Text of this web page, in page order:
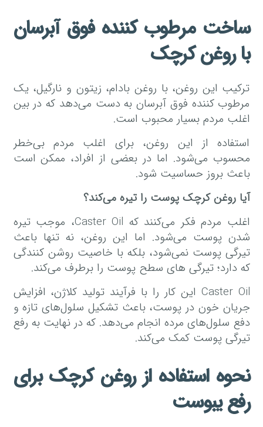
ساخت مرطوب کننده فوق آبرسان
با روغن کرچک
ترکیب این روغن، با روغن بادام، زیتون و نارگیل، یک
مرطوب کننده فوق آبرسان به دست می‌دهد که در بین
اغلب مردم بسیار محبوب است.
استفاده از این روغن، برای اغلب مردم بی‌خطر
محسوب می‌شود. اما در بعضی از افراد، ممکن است
باعث بروز حساسیت شود.
آیا روغن کرچک پوست را تیره میکند؟
اغلب مردم فکر می‌کنند که Caster Oil، موجب تیره
شدن پوست می‌شود. اما این روغن، نه تنها باعث
تیرگی پوست نمی‌شود، بلکه با خاصیت روشن کنندگی
که دارد؛ تیرگی‌ های سطح پوست را برطرف می‌کند.
Caster Oil این کار را با فرآیند تولید کلاژن، افزایش
جریان خون در پوست، باعث تشکیل سلول‌های تازه و
دفع سلول‌های مرده انجام می‌دهد. که در نهایت به رفع
تیرگی پوست کمک می‌کند.
نحوه استفاده از روغن کرچک برای
رفع یبوست